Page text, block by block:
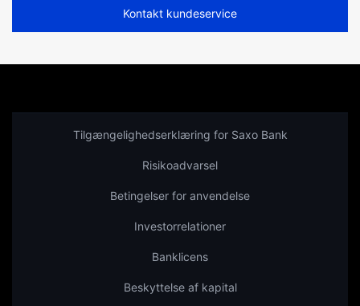
Kontakt kundeservice
Tilgængelighedserklæring for Saxo Bank
Risikoadvarsel
Betingelser for anvendelse
Investorrelationer
Banklicens
Beskyttelse af kapital